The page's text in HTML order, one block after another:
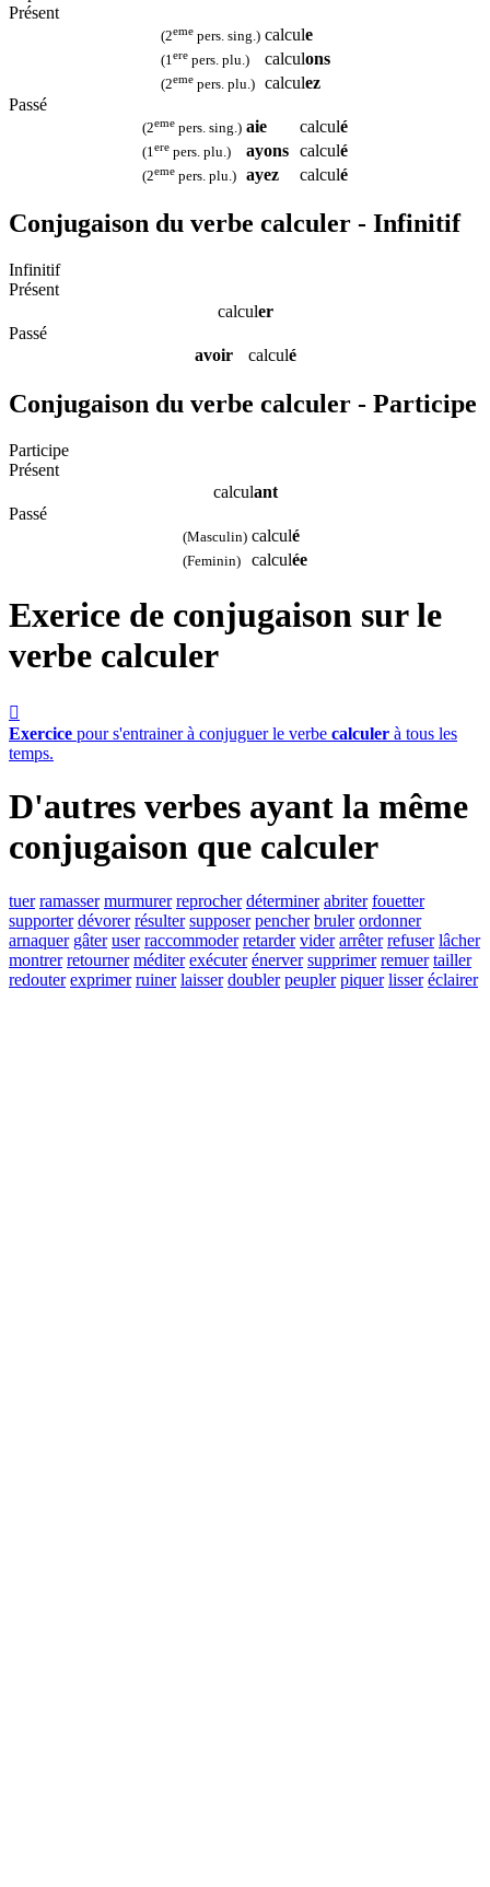
Présent
(2emepers. sing.) calcule
(1erepers. plu.) calculons
(2emepers. plu.) calculez
Passé
(2eme pers. sing.) aie calculé
(1ere pers. plu.) ayons calculé
(2eme pers. plu.) ayez calculé
Conjugaison du verbe calculer - Infinitif
Infinitif
Présent
calculer
Passé
avoir
calculé
Conjugaison du verbe calculer - Participe
Participe
Présent
calculant
Passé
(Masculin) calculé
(Feminin) calculée
Exerice de conjugaison sur le
verbe calculer

Exercice pour s'entrainer à conjuguer le verbe calculer à tous les
temps.
D'autres verbes ayant la même
conjugaison que calculer
tuer ramasser murmurer reprocher déterminer abriter fouetter
supporter dévorer résulter supposer pencher bruler ordonner
arnaquer gâter user raccommoder retarder vider arrêter refuser lâcher
montrer retourner méditer exécuter énerver supprimer remuer tailler
redouter exprimer ruiner laisser doubler peupler piquer lisser éclairer